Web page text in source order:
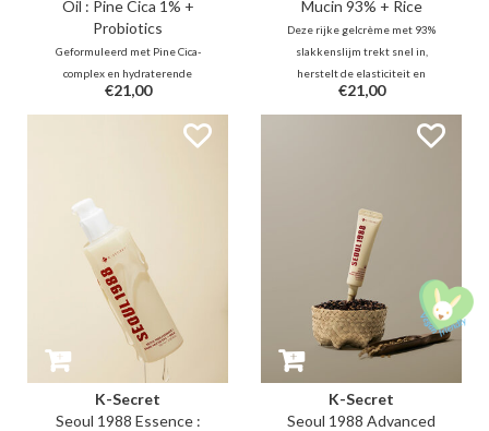
Oil : Pine Cica 1% +
Probiotics
Geformuleerd met Pine Cica-
complex en hydraterende
probiotica: deze reinigingsolie
kalmeert de (acne-)gevoelige
huid en herstelt tegelijkertijd de
diepgaand, zonder de huid uit te
drogen.
€21,00
Mucin 93% + Rice
Deze rijke gelcrème met 93%
slakkenslijm trekt snel in,
herstelt de elasticiteit en
verbetert het volume. Samen met
rijstextract kalmeert en
verheldert het de teint, terwijl
€21,00
K-Secret
Seoul 1988 Essence :
K-Secret
Seoul 1988 Advanced